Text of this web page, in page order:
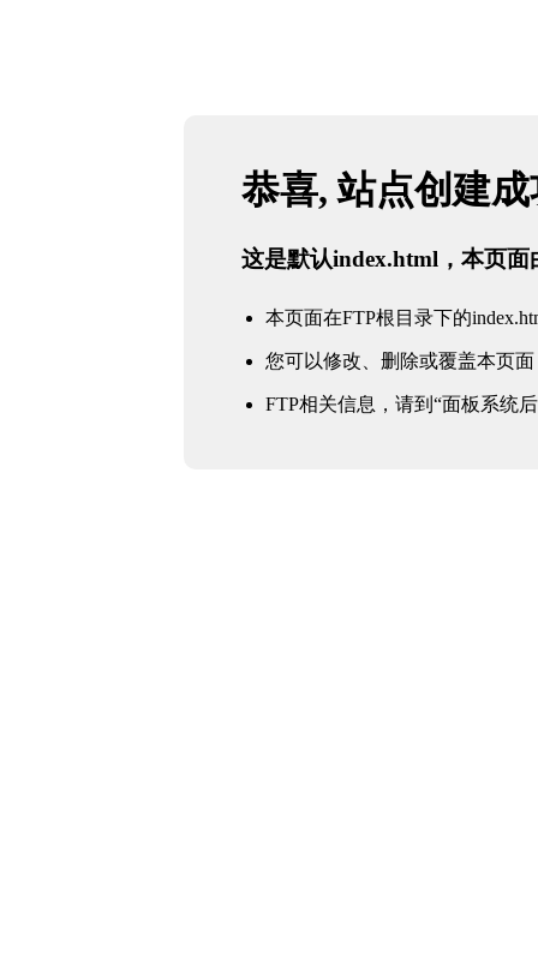
恭喜, 站点创建
这是默认index.html，本页面
本页面在FTP根目录下的
您可以修改、删除或覆盖本页面
FTP相关信息，请到“面板系统